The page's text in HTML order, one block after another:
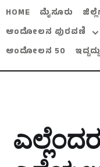
HOME ಮೈಸೂರು
ಆಂದೋಲನ ಪುರವಣಿ
ಆಂದೋಲನ 50